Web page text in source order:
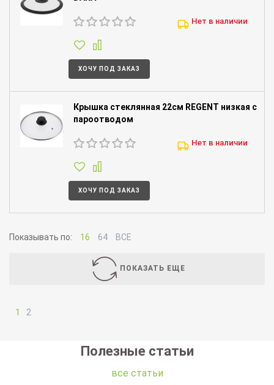
Нет в наличии
ХОЧУ ПОД ЗАКАЗ
Крышка стеклянная 22см REGENT низкая с
пароотводом
Нет в наличии
ХОЧУ ПОД ЗАКАЗ
Показывать по: 16 64 ВСЕ
ПОКАЗАТЬ ЕЩЕ
1 2
Полезные статьи
все статьи